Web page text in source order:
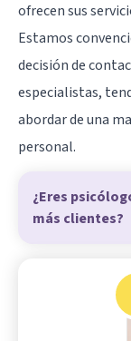
ofrecen sus
Estamos
decisión de
especialistas,
abordar de una
personal.
¿Eres
más clientes?